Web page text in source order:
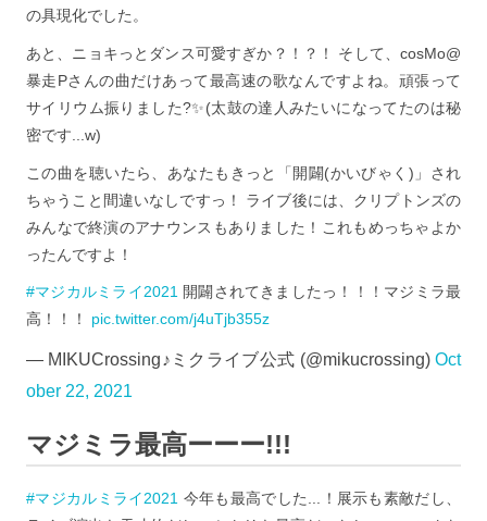
の具現化でした。
あと、ニョキっとダンス可愛すぎか？！？！ そして、cosMo@
暴走Pさんの曲だけあって最高速の歌なんですよね。頑張って
サイリウム振りました?✨(太鼓の達人みたいになってたのは秘
密です...w)
この曲を聴いたら、あなたもきっと「開闢(かいびゃく)」され
ちゃうこと間違いなしですっ！ ライブ後には、クリプトンズの
みんなで終演のアナウンスもありました！これもめっちゃよか
ったんですよ！
#マジカルミライ2021開闢されてきましたっ！！！マジミラ最
高！！！ pic.twitter.com/j4uTjb355z
— MIKUCrossing♪ミクライブ公式 (@mikucrossing) Oct
ober 22, 2021
マジミラ最高ーーー!!!
#マジカルミライ2021 今年も最高でした...！展示も素敵だし、